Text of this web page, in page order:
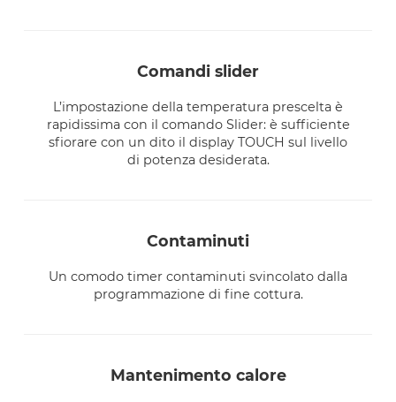
comandi slider
L’impostazione della temperatura prescelta è
rapidissima con il comando Slider: è sufficiente
sfiorare con un dito il display TOUCH sul livello
di potenza desiderata.
contaminuti
Un comodo timer contaminuti svincolato dalla
programmazione di fine cottura.
mantenimento calore